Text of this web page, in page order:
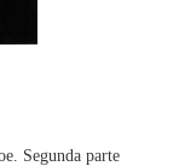
Segunda parte